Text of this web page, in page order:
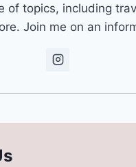
of topics, including
Join me on an